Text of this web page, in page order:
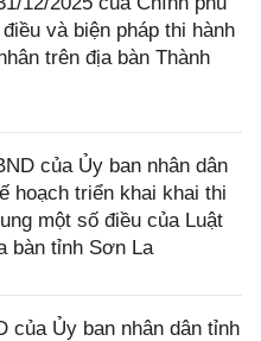
và biện pháp thi hành
trên địa bàn Thành
của Ủy ban nhân dân
hoạch triển khai khai thi
một số điều của Luật
bàn tỉnh Sơn La
của Ủy ban nhân dân tỉnh